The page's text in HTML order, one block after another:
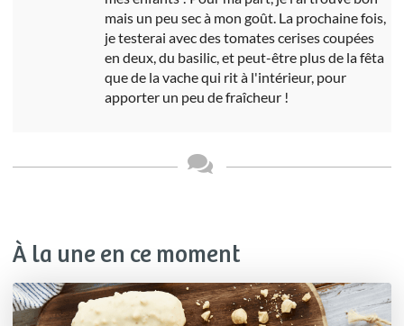
mais un peu sec à mon goût. La prochaine fois,
je testerai avec des tomates cerises coupées
en deux, du basilic, et peut-être plus de la fêta
que de la vache qui rit à l'intérieur, pour
apporter un peu de fraîcheur !
À la une en ce moment